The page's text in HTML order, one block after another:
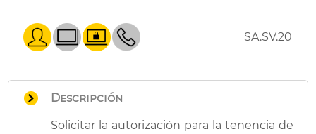
SA.SV.20
Descripción
Solicitar la autorización para la tenencia de